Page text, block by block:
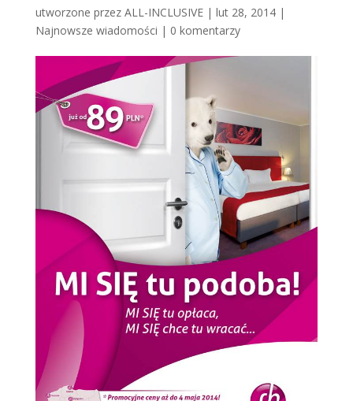
utworzone przez ALL-INCLUSIVE| lut 28, 2014|
Najnowsze wiadomości | 0 komentarzy